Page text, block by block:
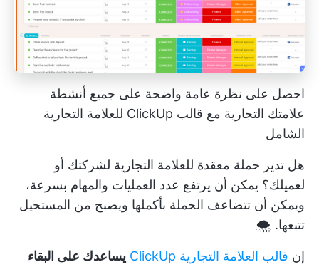
احصل على نظرة عامة واضحة على جميع أنشطة
علامتك التجارية مع قالب ClickUp للعلامة التجارية
الشامل
هل تدير حملة معقدة للعلامة التجارية لشركتك أو
لعميلك؟ يمكن أن يرتفع عدد العمليات والمهام بسرعة،
ويمكن أن تتضاعف الحملة بأكملها ويصبح من المستحيل
تتبعها. 🌨️
إن قالب العلامة التجارية ClickUp
يساعدك على البقاء